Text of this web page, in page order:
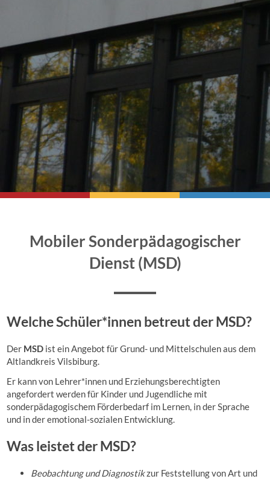
Mobiler Sonderpädagogischer
Dienst (MSD)
Welche Schüler*innen betreut der MSD?
Der MSD ist ein Angebot für Grund- und Mittelschulen aus dem
Altlandkreis Vilsbiburg.
Er kann von Lehrer*innen und Erziehungsberechtigten
angefordert werden für Kinder und Jugendliche mit
sonderpädagogischem Förderbedarf im Lernen, in der Sprache
und in der emotional-sozialen Entwicklung.
Was leistet der MSD?
Beobachtung und Diagnostikzur Feststellung von Art und